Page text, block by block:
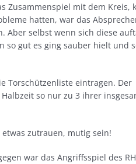
Zusammenspiel mit dem Kreis,
hatten, war das
Aber selbst wenn sich diese
so gut es ging sauber hielt und
Torschützenliste eintragen. Der
so nur zu 3 ihrer
zutrauen, mutig sein!
war das Angriffsspiel des